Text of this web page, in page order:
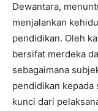
Dewantara,
menjalankan
pendidikan. Oleh
bersifat merdeka
sebagaimana
pendidikan kepada
kunci dari